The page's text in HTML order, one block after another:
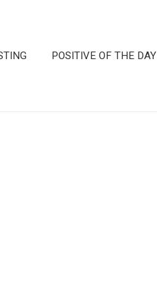
POSITIVE OF THE DAY